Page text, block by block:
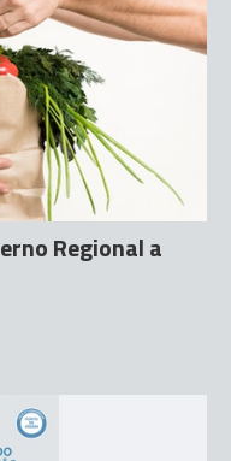
Regional a